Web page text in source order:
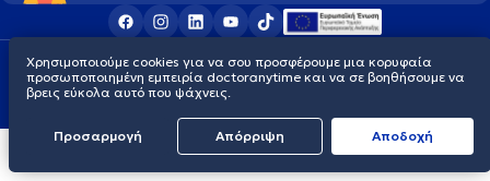
Οροι χρήσηςCookiesΠολιτική προστασίας προσωπικού απορρήτου
© 2026 doctoranytime
Χρησιμοποιούμε cookies για να σου προσφέρουμε μια κορυφαία
προσωποποιημένη εμπειρία doctoranytime και να σε βοηθήσουμε να
βρεις εύκολα αυτό που ψάχνεις.
Προσαρμογή Απόρριψη Aποδοχή